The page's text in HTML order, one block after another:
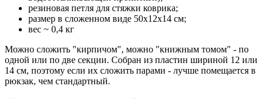
резиновая петля для стяжки коврика;
размер в сложенном виде 50х12х14 см;
вес ~ 0,4 кг
Можно сложить "кирпичом", можно "книжным томом" - по
одной или по две секции. Собран из пластин шириной 12 или
14 см, поэтому если их сложить парами - лучше помещается в
рюкзак, чем стандартный.